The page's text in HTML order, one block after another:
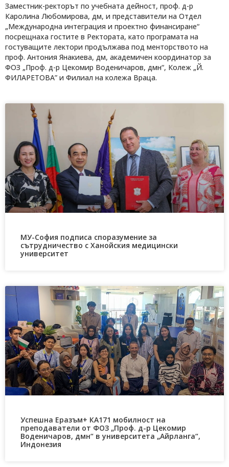
Заместник-ректорът по учебната дейност, проф. д-р
Каролина Любомирова, дм, и представители на Отдел
„Международна интеграция и проектно финансиране“
посрещнаха гостите в Ректората, като програмата на
гостуващите лектори продължава под менторството на
проф. Антония Янакиева, дм, академичен координатор за
ФОЗ „Проф. д-р Цекомир Воденичаров, дмн“, Колеж „Й.
ФИЛАРЕТОВА” и Филиал на колежа Враца.
МУ-София подписа споразумение за
сътрудничество с Ханойския медицински
университет
Успешна Еразъм+ КА171 мобилност на
преподаватели от ФОЗ „Проф. д-р Цекомир
Воденичаров, дмн“ в университета „Айрланга“,
Индонезия